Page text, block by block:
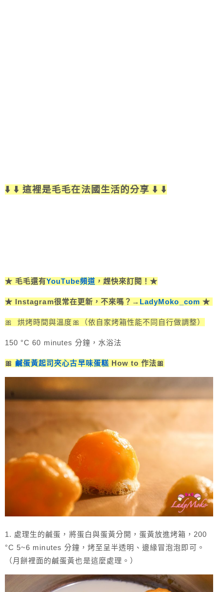
⬇️ ⬇️ 這裡是毛毛在法國生活的分享 ⬇️ ⬇️
★ 毛毛還有YouTube頻道 ，趕快來訂閱！★
★ Instagram很常在更新，不來嗎？→ LadyMoko_com ★
🎀 烘烤時間與溫度🎀（依自家烤箱性能不同自行做調整）
150 °C 60 minutes 分鐘，水浴法
🎀 鹹蛋黃起司夾心古早味蛋糕 How to 作法🎀
1. 處理生的鹹蛋，將蛋白與蛋黃分開，蛋黃放進烤箱，200
°C 5~6 minutes 分鐘，烤至呈半透明、邊緣冒泡泡即可。
（月餅裡面的鹹蛋黃也是這麼處理。）